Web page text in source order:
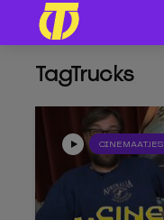
TagTrucks
CINEMAATJES